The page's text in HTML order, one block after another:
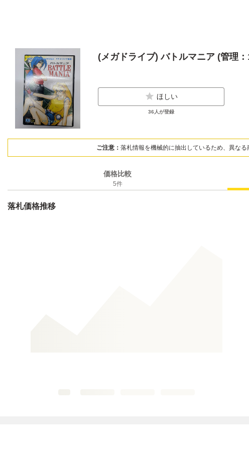
(メガドライブ) バトルマニア (管理
ほしい
36 人が登録
ご注意： 落札情報を機械的に抽出しているため、異な
価格比較
5件
落札価格推移